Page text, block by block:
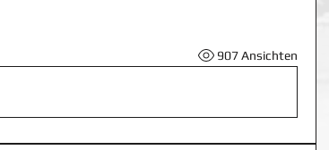
907 Ansichten